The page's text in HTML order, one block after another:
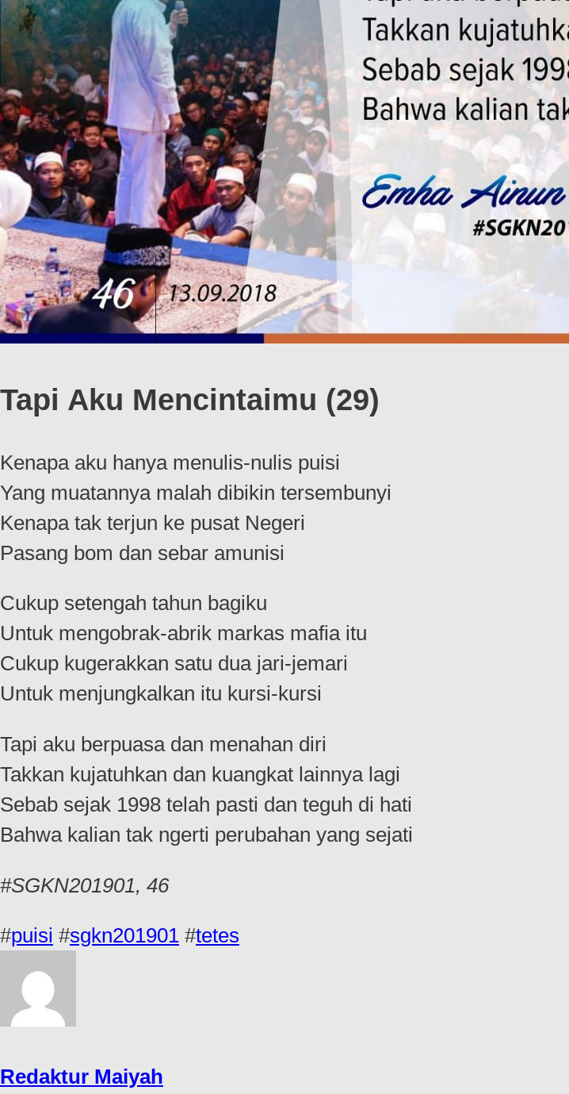
Tapi Aku Mencintaimu (29)
Kenapa aku hanya menulis-nulis puisi
Yang muatannya malah dibikin tersembunyi
Kenapa tak terjun ke pusat Negeri
Pasang bom dan sebar amunisi
Cukup setengah tahun bagiku
Untuk mengobrak-abrik markas mafia itu
Cukup kugerakkan satu dua jari-jemari
Untuk menjungkalkan itu kursi-kursi
Tapi aku berpuasa dan menahan diri
Takkan kujatuhkan dan kuangkat lainnya lagi
Sebab sejak 1998 telah pasti dan teguh di hati
Bahwa kalian tak ngerti perubahan yang sejati
#SGKN201901, 46
#puisi #sgkn201901 #tetes
Redaktur Maiyah